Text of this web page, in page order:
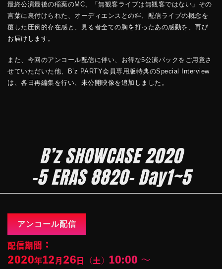
最終公演最後の稲葉のMC、「無観客ライブは無観客ではない」その
言葉に裏付けられた、オーディエンスとの絆、配信ライブの概念を
覆した圧倒的存在感と、見る者全ての胸を打ったあの感動を、再び
お届けします。
また、今回のアンコール配信に伴い、お得な5公演パックをご用意さ
せていただいた他、B’z PARTY会員専用版特典のSpecial Interview
は、各日再編集を行い、未公開映像を追加しました。
B’z SHOWCASE 2020
-5 ERAS 8820- Day1~5
アンコール配信
配信期間
：
2020年12 月 26 日（土） 10:00 ～